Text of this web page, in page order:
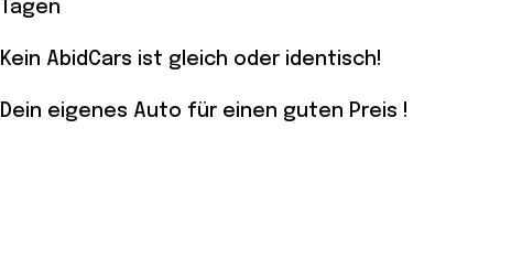
Tagen
Kein AbidCars ist gleich oder identisch!
Dein eigenes Auto für einen guten Preis !